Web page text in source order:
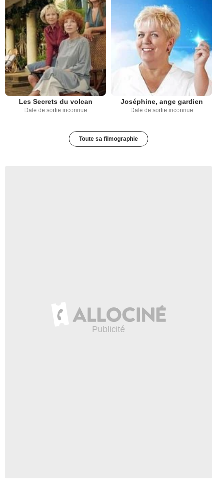
Les Secrets du volcan
Date de sortie inconnue
Joséphine, ange gardien
Date de sortie inconnue
Toute sa filmographie